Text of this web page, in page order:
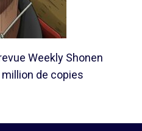
Weekly Shonen
de copies